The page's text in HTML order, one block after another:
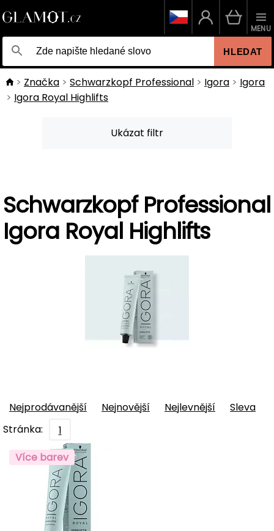
HLEDAT
MENU
Značka Schwarzkopf Professional Igora
Igora
Igora Royal Highlifts
Ukázat filtr
Schwarzkopf Professional
Igora Royal Highlifts
Nejprodávanější Nejnovější Nejlevnější
Sleva
Stránka:
1
Více barev